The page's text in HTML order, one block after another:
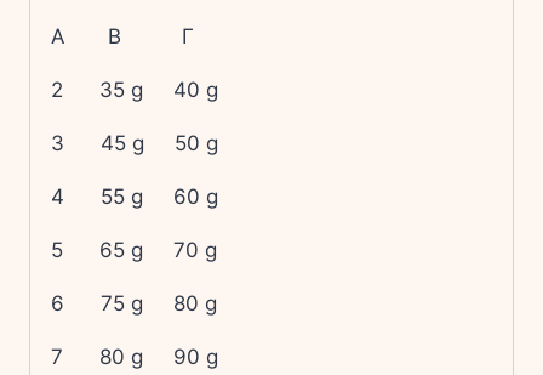
Α Β Γ
2 35 g 40 g
3 45 g 50 g
4 55 g 60 g
5 65 g 70 g
6 75 g 80 g
7 80 g 90 g